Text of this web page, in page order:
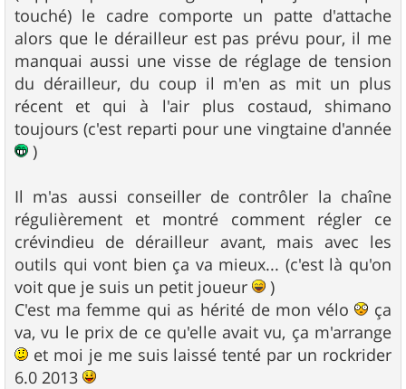
touché) le cadre comporte un patte d'attache
alors que le dérailleur est pas prévu pour, il me
manquai aussi une visse de réglage de tension
du dérailleur, du coup il m'en as mit un plus
récent et qui à l'air plus costaud, shimano
toujours (c'est reparti pour une vingtaine d'année
)
Il m'as aussi conseiller de contrôler la chaîne
régulièrement et montré comment régler ce
crévindieu de dérailleur avant, mais avec les
outils qui vont bien ça va mieux... (c'est là qu'on
voit que je suis un petit joueur
)
C'est ma femme qui as hérité de mon vélo
ça
va, vu le prix de ce qu'elle avait vu, ça m'arrange
et moi je me suis laissé tenté par un rockrider
6.0 2013